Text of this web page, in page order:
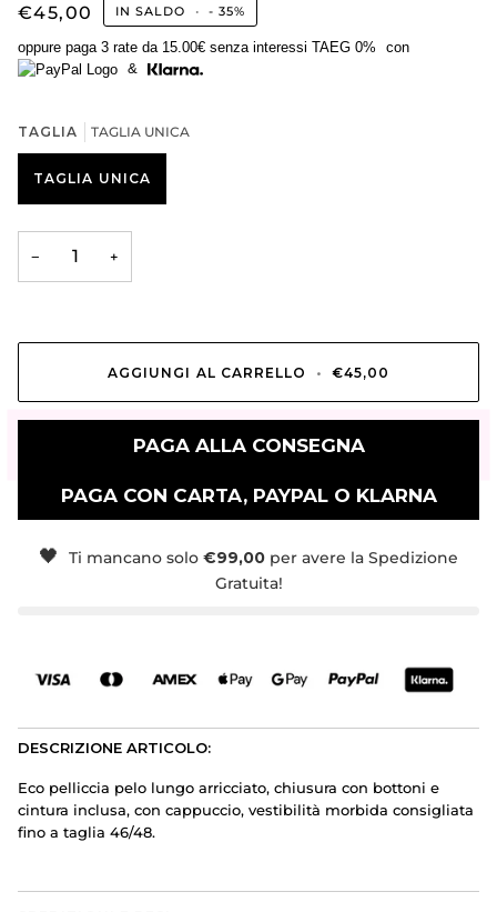
€45,00 IN SALDO • - 35%
oppure paga 3 rate da 15.00€ senza interessi TAEG 0%
con
&
TAGLIA TAGLIA UNICA
TAGLIA UNICA
− +
AGGIUNGI AL CARRELLO • €45,00
PAGA ALLA CONSEGNA
PAGA CON CARTA, PAYPAL O KLARNA
🖤 Ti mancano solo €99,00 per avere la Spedizione
Gratuita!
DESCRIZIONE ARTICOLO:
Eco pelliccia pelo lungo arricciato, chiusura con bottoni e
cintura inclusa, con cappuccio, vestibilità morbida consigliata
fino a taglia 46/48.